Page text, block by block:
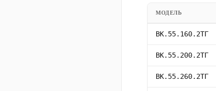
МОДЕЛЬ
ВК.55.160.2ТГ
ВК.55.200.2ТГ
ВК.55.260.2ТГ